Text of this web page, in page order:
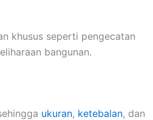
khusus seperti pengecatan
bangunan.
ukuran, ketebalan, dan